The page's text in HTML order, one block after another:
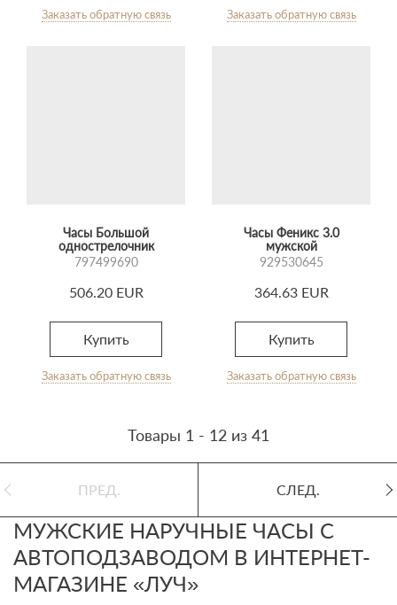
Заказать обратную связь Заказать обратную связь
Часы Большой
однострелочник
797499690
506.20 EUR
Купить
Заказать обратную связь
Часы Феникс 3.0
мужской
929530645
364.63 EUR
Купить
Заказать обратную связь
Товары 1 - 12 из 41
ПРЕД. СЛЕД.
МУЖСКИЕ НАРУЧНЫЕ ЧАСЫ С
АВТОПОДЗАВОДОМ В ИНТЕРНЕТ-
МАГАЗИНЕ «ЛУЧ»